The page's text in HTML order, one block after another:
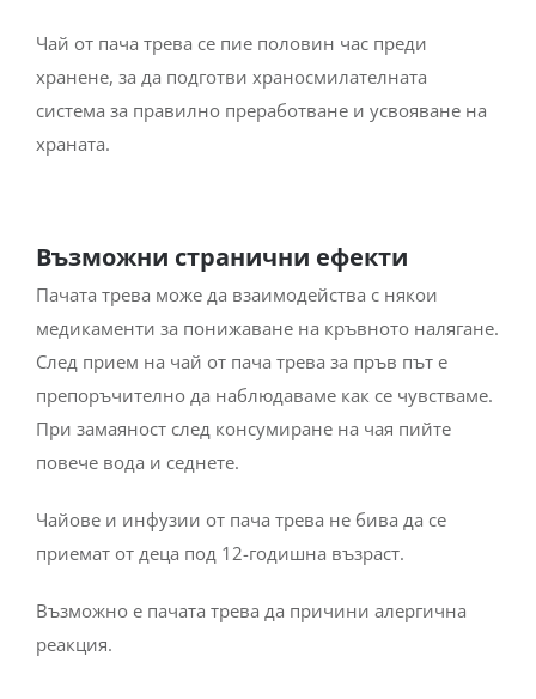
Чай от пача трева се пие половин час преди
хранене, за да подготви храносмилателната
система за правилно преработване и усвояване на
храната.
Възможни странични ефекти
Пачата трева може да взаимодейства с някои
медикаменти за понижаване на кръвното налягане.
След прием на чай от пача трева за пръв път е
препоръчително да наблюдаваме как се чувстваме.
При замаяност след консумиране на чая пийте
повече вода и седнете.
Чайове и инфузии от пача трева не бива да се
приемат от деца под 12-годишна възраст.
Възможно е пачата трева да причини алергична
реакция.